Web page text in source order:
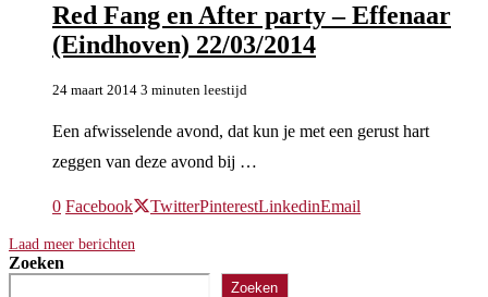
Red Fang en After party – Effenaar
(Eindhoven) 22/03/2014
24 maart 2014 3 minuten leestijd
Een afwisselende avond, dat kun je met een gerust hart
zeggen van deze avond bij …
0 Facebook TwitterPinterestLinkedinEmail
Laad meer berichten
Zoeken
Zoeken